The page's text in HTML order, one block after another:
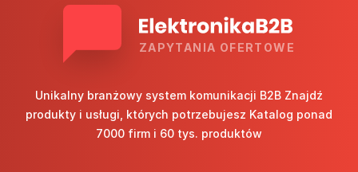
ZAPYTANIA OFERTOWE
Unikalny branżowy system komunikacji B2B Znajdź
produkty i usługi, których potrzebujesz Katalog ponad
7000 firm i 60 tys. produktów